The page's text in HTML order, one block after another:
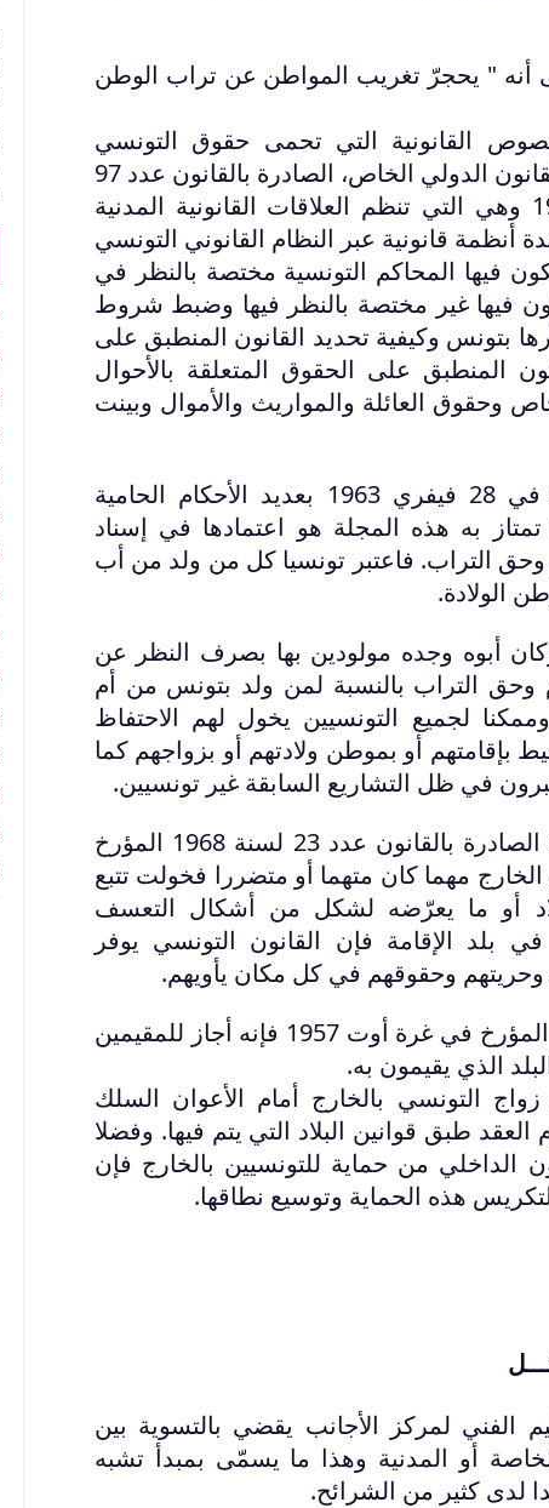
على أنه " يحجرّ تغريب المواطن عن تراب الوطن
القانونية التي تحمى حقوق التونسي
بالخارج. ومن أهم هذه النصوص : مجلة القانون الدولي الخاص، الصادرة بالقانون عدد 97
لسنة 1998 المؤرخ في 27 نوفمبر 1998 وهي التي تنظم العلاقات القانونية المدنية
أنظمة قانونية عبر النظام القانوني التونسي
فيها المحاكم التونسية مختصة بالنظر في
فيها غير مختصة بالنظر فيها وضبط شروط
بتونس وكيفية تحديد القانون المنطبق على
المنطبق على الحقوق المتعلقة بالأحوال
وحقوق العائلة والمواريث والأموال وبينت
كما جاءت مجلة الجنسية الصادرة في 28 فيفري 1963 بعديد الأحكام الحامية
به هذه المجلة هو اعتمادها في إسناد
التراب. فاعتبر تونسيا كل من ولد من أب
الولادة.
أبوه وجده مولودين بها بصرف النظر عن
التراب بالنسبة لمن ولد بتونس من أم
لجميع التونسيين يخول لهم الاحتفاظ
أو بموطن ولادتهم أو بزواجهم كما
في ظل التشاريع السابقة غير تونسيين.
كما جاءت مجلة الإجراءات الجزائية الصادرة بالقانون عدد 23 لسنة 1968 المؤرخ
للتونسي في الخارج مهما كان متهما أو متضررا فخولت تتبع
أو ما يعرّضه لشكل من أشكال التعسف
بلد الإقامة فإن القانون التونسي يوفر
وحريتهم وحقوقهم في كل مكان يأويهم.
كذلك بالنسبة لقانون الحالة المدنية المؤرخ في غرة أوت 1957 فإنه أجاز للمقيمين
الذي يقيمون به.
" ويبرم عقد زواج التونسي بالخارج أمام الأعوان السلك
طبق قوانين البلاد التي يتم فيها. وفضلا
الداخلي من حماية للتونسيين بالخارج فإن
هذه الحماية وتوسيع نطاقها.
الفني لمركز الأجانب يقضي بالتسوية بين
أو المدنية وهذا ما يسمّى بمبدأ تشبه
لدى كثير من الشرائح.